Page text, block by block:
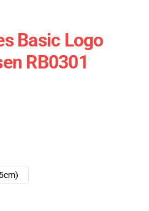
Basic Logo
RB0301